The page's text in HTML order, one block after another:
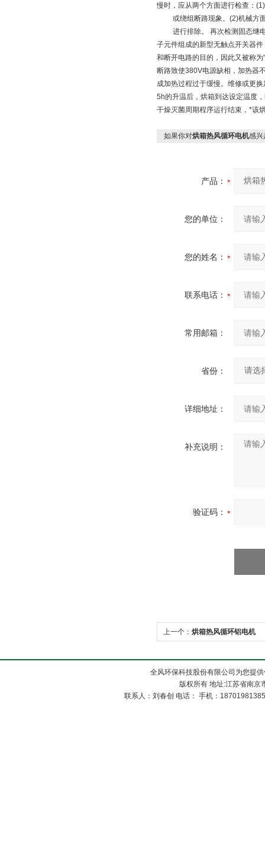
慢时，应从两个方面进行检查：
或绕组断路现象。(2)机械方面
进行排除。 再次检测固态继电
子元件组成的新型无触点开关器
和断开电路的目的，因此又被称
断路致使380V电源缺相，加热器
成加热过程过于缓慢。维修或更
5h的升温后，烘箱到达设定温度
干燥灭菌周期程序运行结束，*该
如果你对烘箱热风循环电机感兴
产品：
您的单位：
您的姓名：
联系电话：
常用邮箱：
省份：
详细地址：
补充说明：
验证码：
上一个： 烘箱热风循环铝电机
全风环保科技股份有限公司为您提
版权所有 地址:江苏省南
联系人：刘春创 电话： 手机：